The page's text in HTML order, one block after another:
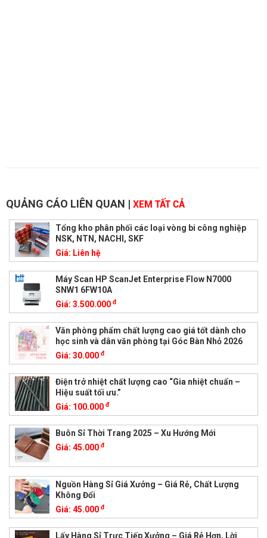
QUẢNG CÁO LIÊN QUAN | XEM TẤT CẢ
Tổng kho phân phối các loại vòng bi công nghiệp
NSK, NTN, NACHI, SKF
Giá: Liên hệ
Máy Scan HP ScanJet Enterprise Flow N7000
SNW1 6FW10A
Giá: 3.500.000 đ
Văn phòng phẩm chất lượng cao giá tốt dành cho
học sinh và dân văn phòng tại Góc Bàn Nhỏ 2026
Giá: 30.000 đ
Điện trở nhiệt chất lượng cao “Gia nhiệt chuẩn –
Hiệu suất tối ưu.”
Giá: 100.000 đ
Buôn Sỉ Thời Trang 2025 – Xu Hướng Mới
Giá: 45.000 đ
Nguồn Hàng Sỉ Giá Xưởng – Giá Rẻ, Chất Lượng
Không Đổi
Giá: 45.000 đ
Lấy Hàng Sỉ Trực Tiếp Xưởng – Giá Rẻ Hơn, Lời